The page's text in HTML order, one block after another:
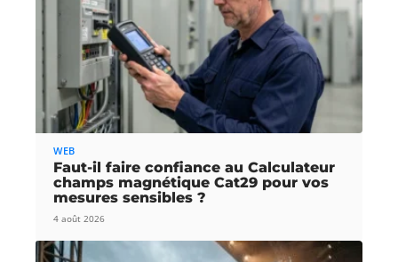
WEB
Faut-il faire confiance au Calculateur
champs magnétique Cat29 pour vos
mesures sensibles ?
4 août 2026